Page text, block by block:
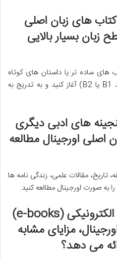
های زبان اصلی
زبان بسیار بالایی
های ساده تر یا داستان های کوتاه
متناسب با سطح زبانی خود (مانند B1 یا B2) آغاز کنید و به تدریج به
های ادبی دیگری
اصلی اورجینال مطالعه
تاریخ، مقالات علمی، زندگی نامه ها
را به صورت اورجینال مطالعه کنید.
آیا مطالعه نسخه های الکترونیکی (e-books)
مزایای مشابه
می دهد؟